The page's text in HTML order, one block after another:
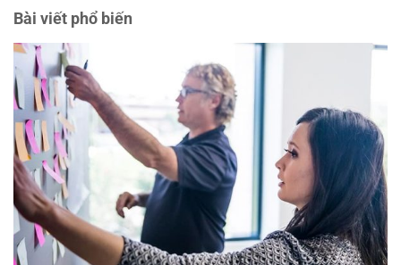
Bài viết phổ biến